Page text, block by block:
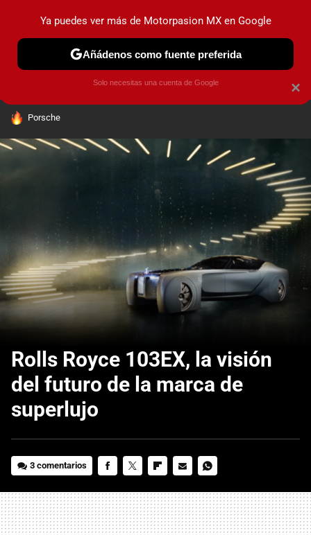
PRUEBAS INDUSTRIA HOY NO CIRCULA
HOY SE HABLA DE
Porsche
Rolls Royce 103EX, la visión
del futuro de la marca de
superlujo
3 comentarios
MAIL
×
Ya puedes ver más de Motorpasion MX en Google
Añádenos como fuente preferida
Solo necesitas una cuenta de Google